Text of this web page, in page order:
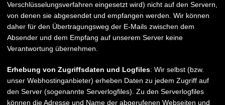
Verschlüsselungsverfahren eingesetzt wird) nicht auf den Servern,
von denen sie abgesendet und empfangen werden. Wir können
daher für den Übertragungsweg der E-Mails zwischen dem
Absender und dem Empfang auf unserem Server keine
Verantwortung übernehmen.
Erhebung von Zugriffsdaten und Logfiles: Wir selbst (bzw.
unser Webhostinganbieter) erheben Daten zu jedem Zugriff auf
den Server (sogenannte Serverlogfiles). Zu den Serverlogfiles
können die Adresse und Name der abgerufenen Webseiten und